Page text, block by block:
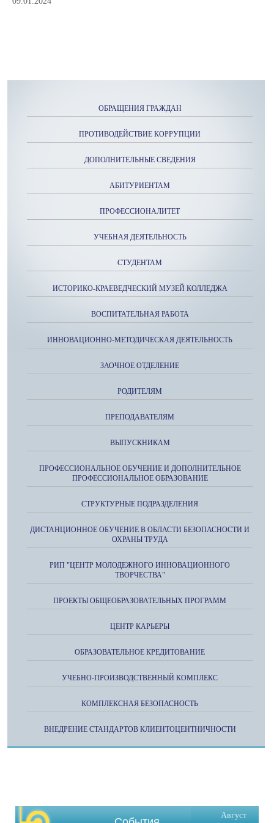
ОБРАЩЕНИЯ ГРАЖДАН
ПРОТИВОДЕЙСТВИЕ КОРРУПЦИИ
ДОПОЛНИТЕЛЬНЫЕ СВЕДЕНИЯ
АБИТУРИЕНТАМ
ПРОФЕССИОНАЛИТЕТ
УЧЕБНАЯ ДЕЯТЕЛЬНОСТЬ
СТУДЕНТАМ
ИСТОРИКО-КРАЕВЕДЧЕСКИЙ МУЗЕЙ КОЛЛЕДЖА
ВОСПИТАТЕЛЬНАЯ РАБОТА
ИННОВАЦИОННО-МЕТОДИЧЕСКАЯ ДЕЯТЕЛЬНОСТЬ
ЗАОЧНОЕ ОТДЕЛЕНИЕ
РОДИТЕЛЯМ
ПРЕПОДАВАТЕЛЯМ
ВЫПУСКНИКАМ
ПРОФЕССИОНАЛЬНОЕ ОБУЧЕНИЕ И ДОПОЛНИТЕЛЬНОЕ
ПРОФЕССИОНАЛЬНОЕ ОБРАЗОВАНИЕ
СТРУКТУРНЫЕ ПОДРАЗДЕЛЕНИЯ
ДИСТАНЦИОННОЕ ОБУЧЕНИЕ В ОБЛАСТИ БЕЗОПАСНОСТИ И
ОХРАНЫ ТРУДА
РИП "ЦЕНТР МОЛОДЕЖНОГО ИННОВАЦИОННОГО
ТВОРЧЕСТВА"
ПРОЕКТЫ ОБЩЕОБРАЗОВАТЕЛЬНЫХ ПРОГРАММ
ЦЕНТР КАРЬЕРЫ
ОБРАЗОВАТЕЛЬНОЕ КРЕДИТОВАНИЕ
УЧЕБНО-ПРОИЗВОДСТВЕННЫЙ КОМПЛЕКС
КОМПЛЕКСНАЯ БЕЗОПАСНОСТЬ
ВНЕДРЕНИЕ СТАНДАРТОВ КЛИЕНТОЦЕНТНИЧНОСТИ
Август